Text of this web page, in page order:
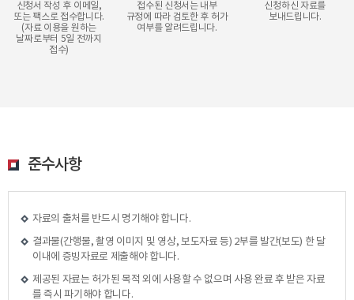
신청서 작성 후 이메일,
또는 팩스로 접수합니다.
(자료 이용을 원하는
날짜로부터 5일 전까지
접수)
접수된 신청서는 내부
규정에 따라 검토한 후 허가
여부를 알려드립니다.
신청하신 자료를
보내드립니다.
준수사항
자료의 출처를 반드시 명기해야 합니다.
결과물(간행물, 촬영 이미지 및 영상, 보도자료 등) 2부를 발간(보도) 한 달
이내에 증빙자료로 제출해야 합니다.
제공된 자료는 허가된 목적 외에 사용할 수 없으며 사용 완료 후 받은 자료
를 즉시 파기해야 합니다.